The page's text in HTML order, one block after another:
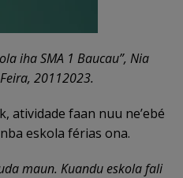
iha SMA 1 Baucau”, Nia
20112023.
atividade faan nuu ne’ebé
eskola férias ona.
maun. Kuandu eskola fali